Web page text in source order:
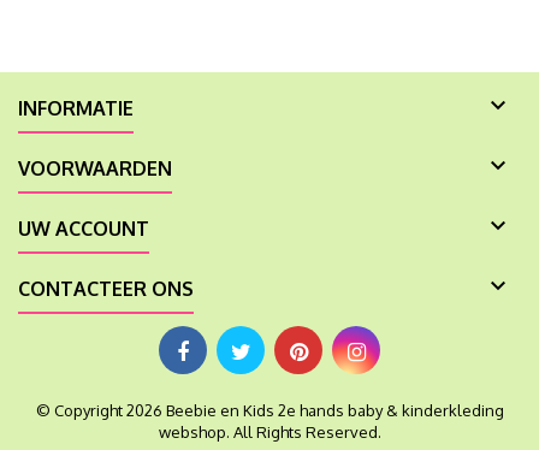
INFORMATIE 
VOORWAARDEN 
UW ACCOUNT 
CONTACTEER ONS 
© Copyright 2026 Beebie en Kids 2e hands baby & kinderkleding
webshop. All Rights Reserved.